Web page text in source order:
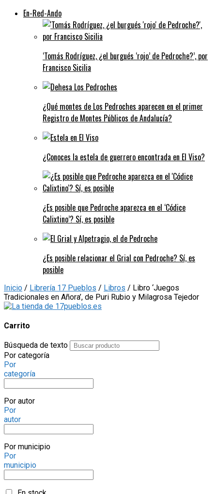
En-Red-Ando
‘Tomás Rodríguez, ¿el burgués ‘rojo’ de Pedroche?’, por
Francisco Sicilia
¿Qué montes de Los Pedroches aparecen en el primer
Registro de Montes Públicos de Andalucía?
¿Conoces la estela de guerrero encontrada en El Viso?
¿Es posible que Pedroche aparezca en el ‘Códice
Calixtino’? Sí, es posible
¿Es posible relacionar el Grial con Pedroche? Sí, es
posible
Inicio / Librería 17 Pueblos / Libros / Libro ‘Juegos
Tradicionales en Añora’, de Puri Rubio y Milagrosa Tejedor
Carrito
Búsqueda de texto
Por categoría
Por
categoría
Por autor
Por
autor
Por municipio
Por
municipio